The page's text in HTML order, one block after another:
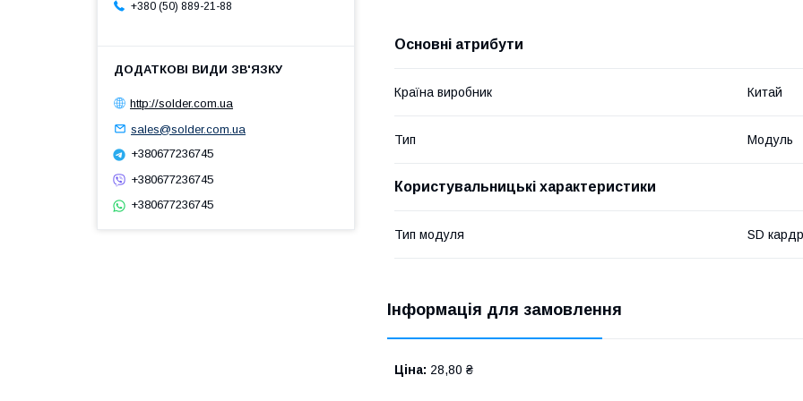
Основні атрибути
Країна виробник Китай
Тип Модуль
Користувальницькі характеристики
Тип модуля SD
Інформація для замовлення
Ціна: 28,80 ₴
+380 (50) 889-21-88
http://solder.com.ua
sales@solder.com.ua
+380677236745
+380677236745
+380677236745